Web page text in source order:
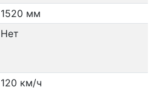
1520 мм
Нет
120 км/ч